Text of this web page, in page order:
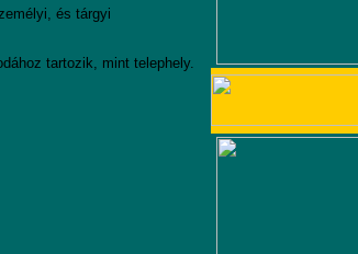
és tárgyi
tartozik, mint telephely.